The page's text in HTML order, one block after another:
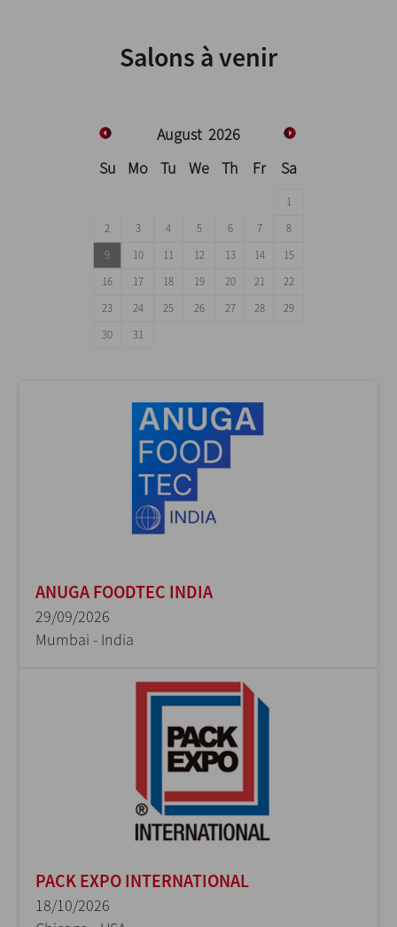
Salons à venir
August 2026
Su
Mo Tu We Th Fr Sa
1
2
3 4 5 6 7
8
9
10 11 12 13 14
15
16
17 18 19 20 21
22
23
24 25 26 27 28
29
30
31
ANUGA FOODTEC INDIA
29/09/2026
Mumbai - India
PACK EXPO INTERNATIONAL
18/10/2026